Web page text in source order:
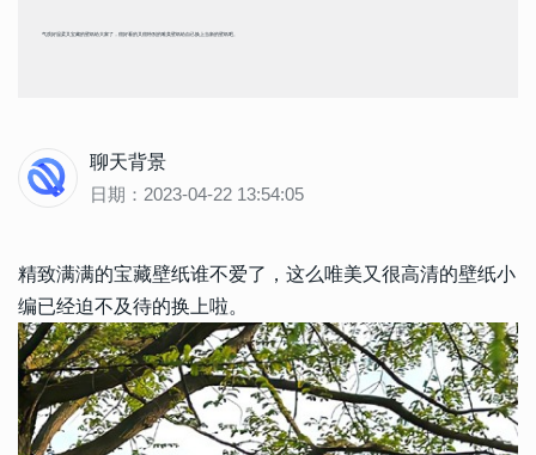
气质好温柔又宝藏的壁纸给大家了，很好看的又很特别的唯美壁纸给自己换上当新的壁纸吧。
聊天背景
日期：2023-04-22 13:54:05
精致满满的宝藏壁纸谁不爱了，这么唯美又很高清的壁纸小
编已经迫不及待的换上啦。